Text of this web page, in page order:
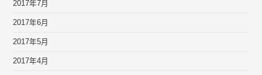
2017年7月
2017年6月
2017年5月
2017年4月